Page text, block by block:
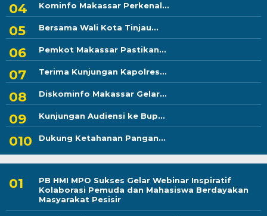
Kominfo Makassar Perkenal...
Bersama Wali Kota Tinjau...
Pemkot Makassar Pastikan...
Terima Kunjungan Kapolres...
Diskominfo Makassar Gelar...
Kunjungan Audiensi ke Bup...
Dukung Ketahanan Pangan...
PB HMI MPO Sukses Gelar Webinar Inspiratif
Kolaborasi Pemuda dan Mahasiswa Berdayakan
Masyarakat Pesisir